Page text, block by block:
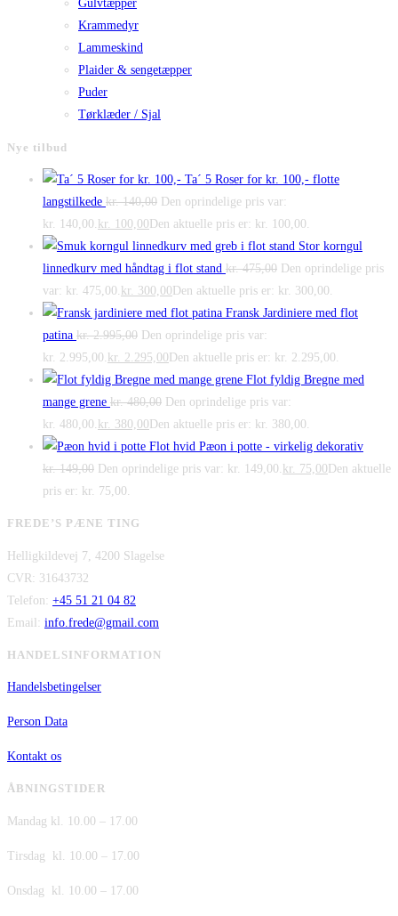
Gulvtæpper
Krammedyr
Lammeskind
Plaider & sengetæpper
Puder
Tørklæder / Sjal
Nye tilbud
Ta´ 5 Roser for kr. 100,- flotte
langstilkede kr.140,00 Den oprindelige pris var:
kr. 140,00. kr. 100,00 Den aktuelle pris er: kr. 100,00.
Stor korngul
linnedkurv med håndtag i flot stand kr.475,00 Den oprindelige pris
var: kr. 475,00. kr. 300,00 Den aktuelle pris er: kr. 300,00.
Fransk Jardiniere med flot
patina kr.2.995,00 Den oprindelige pris var:
kr. 2.995,00. kr. 2.295,00 Den aktuelle pris er: kr. 2.295,00.
Flot fyldig Bregne med
mange grene kr.480,00 Den oprindelige pris var:
kr. 480,00. kr. 380,00 Den aktuelle pris er: kr. 380,00.
Flot hvid Pæon i potte - virkelig dekorativ
kr.149,00 Den oprindelige pris var: kr. 149,00. kr. 75,00 Den aktuelle
pris er: kr. 75,00.
FREDE’S PÆNE TING
Helligkildevej 7, 4200 Slagelse
CVR: 31643732
Telefon: +45 51 21 04 82
Email: info.frede@gmail.com
HANDELSINFORMATION
Handelsbetingelser
Person Data
Kontakt os
ÅBNINGSTIDER
Mandag kl. 10.00 – 17.00
Tirsdag kl. 10.00 – 17.00
Onsdag kl. 10.00 – 17.00